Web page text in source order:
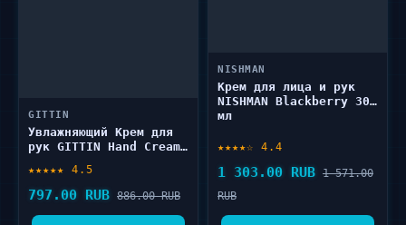
GITTIN
Увлажняющий Крем для
рук GITTIN Hand Cream
★★★★★ 4.5
797.00 RUB 886.00 RUB
NISHMAN
Крем для лица и рук
NISHMAN Blackberry 300
мл
★★★★☆ 4.4
1 303.00 RUB 1 571.00
RUB